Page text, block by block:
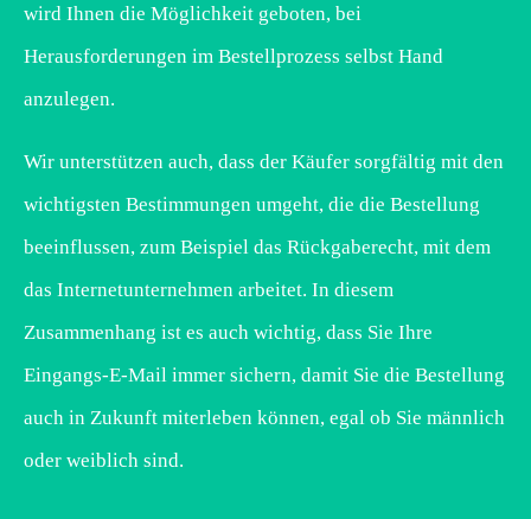
wird Ihnen die Möglichkeit geboten, bei
Herausforderungen im Bestellprozess selbst Hand
anzulegen.
Wir unterstützen auch, dass der Käufer sorgfältig mit den
wichtigsten Bestimmungen umgeht, die die Bestellung
beeinflussen, zum Beispiel das Rückgaberecht, mit dem
das Internetunternehmen arbeitet. In diesem
Zusammenhang ist es auch wichtig, dass Sie Ihre
Eingangs-E-Mail immer sichern, damit Sie die Bestellung
auch in Zukunft miterleben können, egal ob Sie männlich
oder weiblich sind.